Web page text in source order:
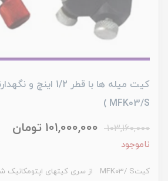
کیت میله ها با قطر 1/2
MFK03/S )
103,160,000
101,000,000 تومان
ناموجود